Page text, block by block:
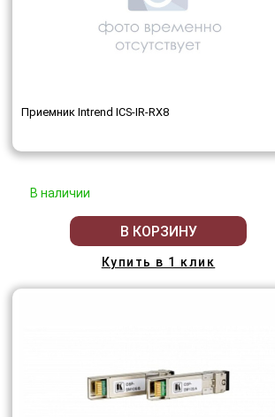
Приемник Intrend ICS-IR-RX8
В наличии
В КОРЗИНУ
Купить в 1 клик